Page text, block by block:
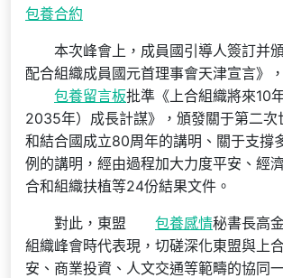
包養合約
本次峰會上，成員國引導人簽訂并
配合組織成員國元首理事會天津宣言》，
包養留言板批準《上合組織將來10
2035年）成長計謀》，頒發關于第二次
和結合國成立80周年的講明、關于支撐
例的講明，經由過程加大力度平安、經
合和組織扶植等24份結果文件。
對此，東盟 包養感情秘書長高
組織峰會時代表現，切磋深化東盟與上
安、商業投資、人文交通等範疇的協同